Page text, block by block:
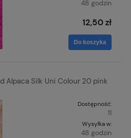
48 godzin
12,50 zł
Do koszyka
Alpaca Silk Uni Colour 20 pink
Dostępność:
11
Wysyłka w:
48 godzin